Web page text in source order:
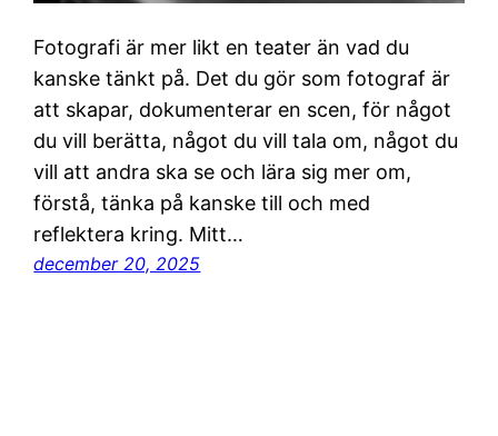
Fotografi är mer likt en teater än vad du
kanske tänkt på. Det du gör som fotograf är
att skapar, dokumenterar en scen, för något
du vill berätta, något du vill tala om, något du
vill att andra ska se och lära sig mer om,
förstå, tänka på kanske till och med
reflektera kring. Mitt…
december 20, 2025